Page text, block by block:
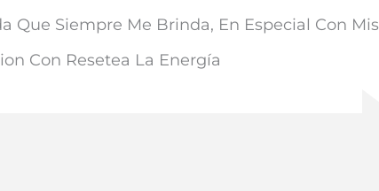
Que Siempre Me Brinda, En Especial Con Mis
Con Resetea La Energía